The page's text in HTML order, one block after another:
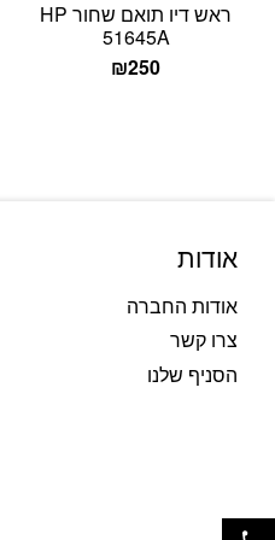
ראש דיו תואם שחור HP
51645A
₪250
אודות
אודות החברה
צרו קשר
הסניף שלנו
פתח סרגל נגישות